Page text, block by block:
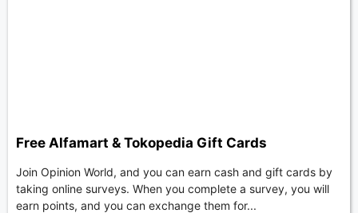
Free Alfamart & Tokopedia Gift Cards
Join Opinion World, and you can earn cash and gift cards by
taking online surveys. When you complete a survey, you will
earn points, and you can exchange them for...